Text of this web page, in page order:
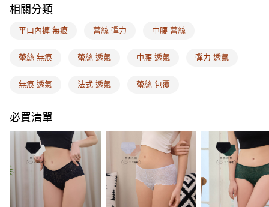
【「AFTEE先享後付」結帳流程】
結帳頁面，進行簡訊認證並確認金額後，即可完成結帳。
ATM／網路銀行／等多元方式進行付款，方視為交易完成。
購買商品的店家。未經商家同意取消之訂單仍視為有效，需透過AFTEE先享
是否繳費成功／繳費後需取消欲退款等相關疑問，請聯繫「AFTEE先享後付
【注意事項】
１．透過由恩沛科技股份有限公司提供之「AFTEE先享後付」服務完成之交
易，需依本服務之必要範圍內提供個人資料，並將交易相關給付款項請求債
權轉讓予恩沛科技股份有限公司。
２．關於個人資料處理事宜，請瀏覽以下網址：
https://aftee.tw/terms/#terms3
每筆NT$100，滿NT$1,500(含以上)免運費
付款後全家取貨
每筆NT$100，滿NT$1,500(含以上)免運費
每筆NT$100，滿NT$1,500(含以上)免運費
宅配
每筆NT$100，滿NT$1,500(含以上)免運費
EASY SHOP門市速取
相關分類
平口內褲 無痕 蕾絲 彈力 中腰 蕾絲
蕾絲 無痕 蕾絲 透氣 中腰 透氣 彈力 透氣
無痕 透氣 法式 透氣 蕾絲 包覆
必買清單